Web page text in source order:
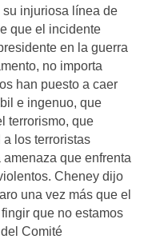
su injuriosa línea de
que el incidente
en la guerra
no importa
han puesto a caer
e ingenuo, que
terrorismo, que
los terroristas
que enfrenta
Cheney dijo
una vez más que el
que no estamos
Comité